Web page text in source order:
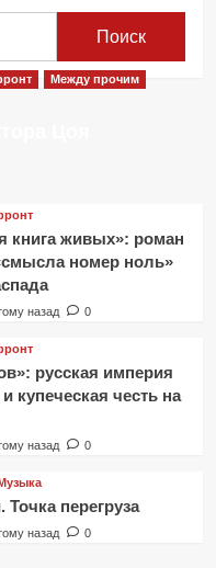
Между прочим
книга живых»: роман
номер ноль»
назад 0
русская империя
купеческая честь на
назад 0
перегруза
назад 0